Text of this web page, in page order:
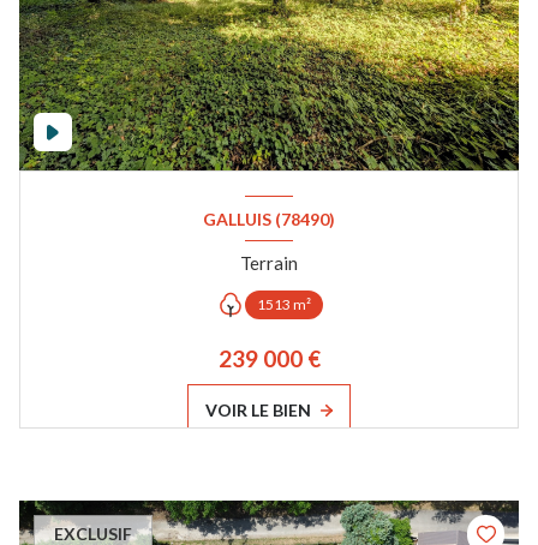
GALLUIS (78490)
Terrain
1513 m²
239 000 €
VOIR LE BIEN
EXCLUSIF